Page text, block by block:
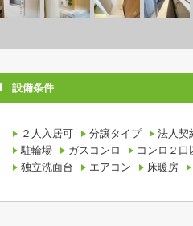
設備条件
２人入居可 分譲タイプ 法人契
駐輪場
ガスコンロ コンロ２口
独立洗面台
エアコン 床暖房